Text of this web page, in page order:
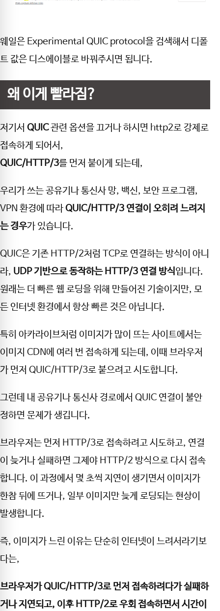
웨일은 Experimental QUIC protocol을 검색해서 디폴
트 값은 디스에이블로 바꿔주시면 됩니다.
왜 이게 빨라짐?
저기서 QUIC관련 옵션을 끄거나 하시면 http2로 강제로
접속하게 되어서,
QUIC/HTTP/3를 먼저 붙이게 되는데,
우리가 쓰는 공유기나 통신사 망, 백신, 보안 프로그램,
VPN 환경에 따라QUIC/HTTP/3 연결이 오히려 느려지
는 경우가 있습니다.
QUIC은 기존 HTTP/2처럼 TCP로 연결하는 방식이 아니
라, UDP 기반으로 동작하는 HTTP/3 연결 방식입니다.
원래는 더 빠른 웹 로딩을 위해 만들어진 기술이지만, 모
든 인터넷 환경에서 항상 빠른 것은 아닙니다.
특히 아카라이브처럼 이미지가 많이 뜨는 사이트에서는
이미지 CDN에 여러 번 접속하게 되는데, 이때 브라우저
가 먼저 QUIC/HTTP/3로 붙으려고 시도합니다.
그런데 내 공유기나 통신사 경로에서 QUIC 연결이 불안
정하면 문제가 생깁니다.
브라우저는 먼저 HTTP/3로 접속하려고 시도하고, 연결
이 늦거나 실패하면 그제야 HTTP/2 방식으로 다시 접속
합니다. 이 과정에서 몇 초씩 지연이 생기면서 이미지가
한참 뒤에 뜨거나, 일부 이미지만 늦게 로딩되는 현상이
발생합니다.
즉, 이미지가 느린 이유는 단순히 인터넷이 느려서라기보
다는,
브라우저가 QUIC/HTTP/3로 먼저 접속하려다가 실패하
거나 지연되고, 이후 HTTP/2로 우회 접속하면서 시간이